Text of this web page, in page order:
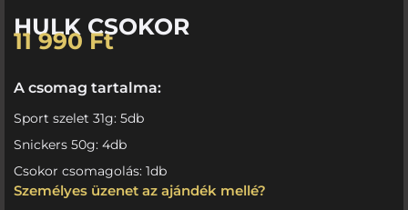
HULK CSOKOR
11 990 Ft
A csomag tartalma:
Sport szelet 31g: 5db
Snickers 50g: 4db
Csokor csomagolás: 1db
Személyes üzenet az ajándék mellé?